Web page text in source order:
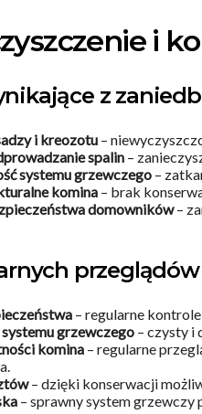
i
z
i kreozotu –
spalin –
systemu grzewczego –
komina – brak
domowników–
– regularne
grzewczego – czysty i
komina – regularne
– dzięki konserwacji
– sprawny system grzewczy